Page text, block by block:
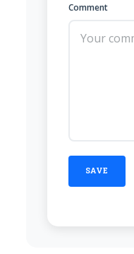
Comment